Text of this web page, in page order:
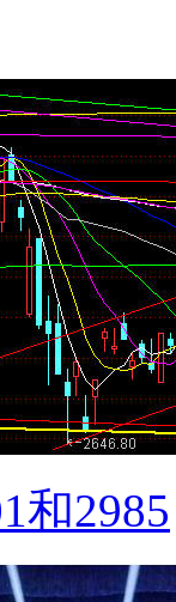
和2985